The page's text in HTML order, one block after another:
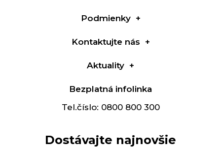
Podmienky
Kontaktujte nás
Aktuality
Bezplatná infolinka
Tel.číslo: 0800 800 300
Dostávajte najnovšie